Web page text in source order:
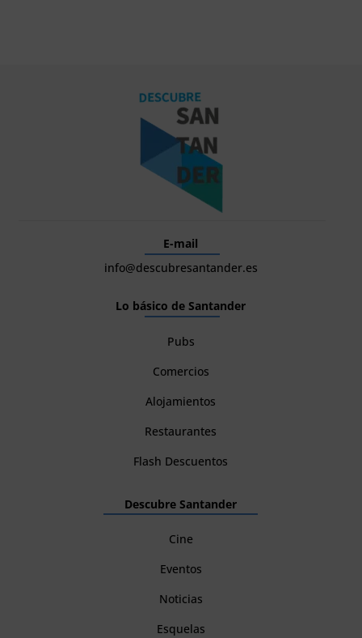
E-mail
info@descubresantander.es
Lo básico de Santander
Pubs
Comercios
Alojamientos
Restaurantes
Flash Descuentos
Descubre Santander
Cine
Eventos
Noticias
Esquelas